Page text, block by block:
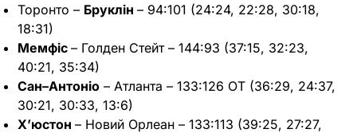
Торонто – Бруклін – 94:101 (24:24, 22:28, 30:18,
18:31)
Мемфіс – Голден Стейт – 144:93 (37:15, 32:23,
40:21, 35:34)
Сан–Антоніо – Атланта – 133:126 OT (36:29, 24:37,
30:21, 30:33, 13:6)
Х’юстон – Новий Орлеан – 133:113 (39:25, 27:27,